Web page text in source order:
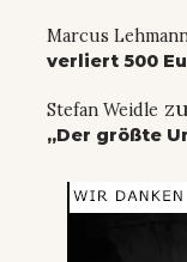
Marcus
verliert 500
Stefan Weidle zu
„Der größte